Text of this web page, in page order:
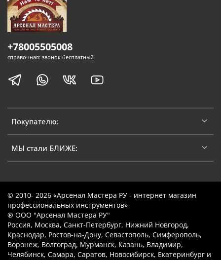
Покупателю:
МЫ стали БЛИЖЕ:
+78005505008
справочная: звонок бесплатный
© 2010- 2026 «Арсенал Мастера РУ - интернет магазин
профессиональных инструментов»
® ООО "Арсенал Мастера РУ"
Россия, Москва, Санкт-Петербург, Нижний Новгород,
Краснодар, Ростов-на-Дону, Севастополь, Симферополь,
Воронеж, Волгоград, Мурманск, Казань, Владимир,
Челябинск, Самара, Саратов, Новосибирск, Екатеринбург и